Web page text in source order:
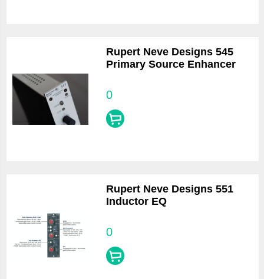
Rupert Neve Designs 545
Primary Source Enhancer
0
Rupert Neve Designs 551
Inductor EQ
0